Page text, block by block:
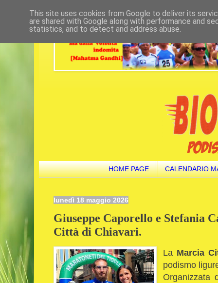
HOME PAGE CALENDARIO
lunedì 18 maggio 2026
Giuseppe Caporello e Stefania
Città di Chiavari.
La Marcia
podismo
Organizzata
This site uses cookies from Google to deliver its
are shared with Google along with performance and
statistics, and to detect and address abuse.